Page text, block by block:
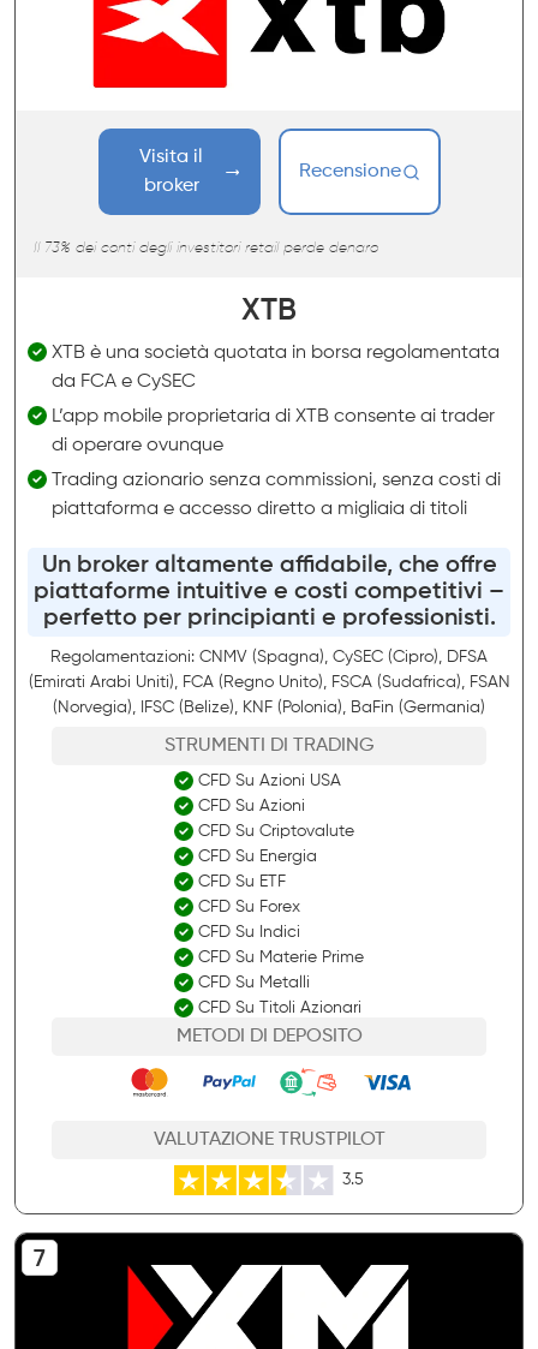
Visita il
broker
Recensione
Il 73% dei conti degli investitori retail perde denaro
XTB
XTB è una società quotata in borsa regolamentata
da FCA e CySEC
L’app mobile proprietaria di XTB consente ai trader
di operare ovunque
Trading azionario senza commissioni, senza costi di
piattaforma e accesso diretto a migliaia di titoli
Un broker altamente affidabile, che offre
piattaforme intuitive e costi competitivi –
perfetto per principianti e professionisti.
Regolamentazioni: CNMV (Spagna), CySEC (Cipro), DFSA
(Emirati Arabi Uniti), FCA (Regno Unito), FSCA (Sudafrica), FSAN
(Norvegia), IFSC (Belize), KNF (Polonia), BaFin (Germania)
STRUMENTI DI TRADING
CFD Su Azioni USA
CFD Su Azioni
CFD Su Criptovalute
CFD Su Energia
CFD Su ETF
CFD Su Forex
CFD Su Indici
CFD Su Materie Prime
CFD Su Metalli
CFD Su Titoli Azionari
METODI DI DEPOSITO
VALUTAZIONE TRUSTPILOT
3.5